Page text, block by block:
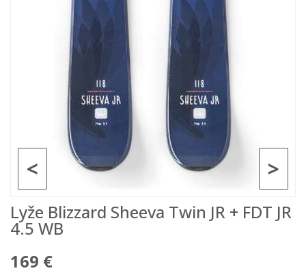
>
<
Lyže Blizzard Sheeva Twin JR + FDT JR
4.5 WB
169 €